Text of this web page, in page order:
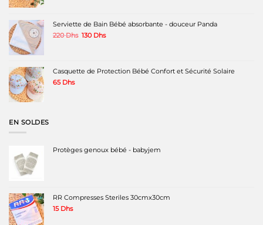
30 Dhs. 15 Dhs.
Serviette de Bain Bébé absorbante - douceur Panda
220Dhs Le
220 Dhs.
130 DhsLe
130 Dhs.
Casquette de Protection Bébé Confort et Sécurité Solaire
65 Dhs
EN SOLDES
Protèges genoux bébé - babyjem
RR Compresses Steriles 30cmx30cm
15 Dhs